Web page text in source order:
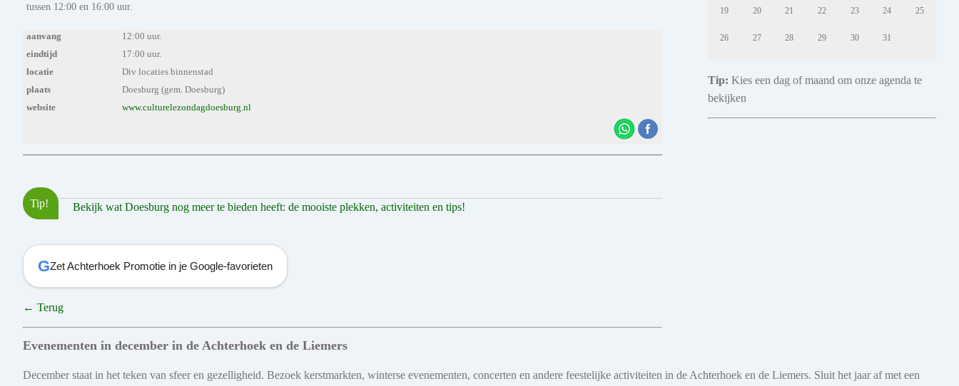
tussen 12:00 en 16:00 uur.
aanvang
12:00 uur.
eindtijd
17:00 uur.
locatie
Div locaties binnenstad
plaats
Doesburg (gem. Doesburg)
website
www.culturelezondagdoesburg.nl
Tip! Bekijk wat Doesburg nog meer te bieden heeft: de mooiste plekken, activiteiten en tips!
GZet Achterhoek Promotie in je Google-favorieten
← Terug
19 20 21 22 23 24 25
26 27 28 29 30 31
Tip: Kies een dag of maand om onze agenda te
bekijken
Evenementen in december in de Achterhoek en de Liemers
December staat in het teken van sfeer en gezelligheid. Bezoek kerstmarkten, winterse evenementen, concerten en andere feestelijke activiteiten in de Achterhoek en de Liemers. Sluit het jaar af met een